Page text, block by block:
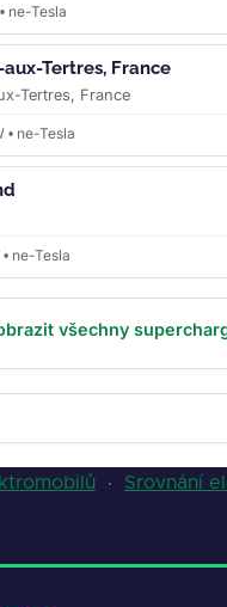
ne-Tesla
Tertres, France
Tertres, France
• ne-Tesla
ne-Tesla
všechny
· Srovnání